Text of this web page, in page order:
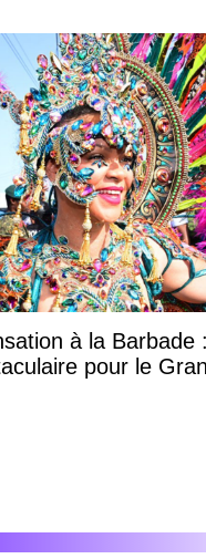
à la Barbade
pour le